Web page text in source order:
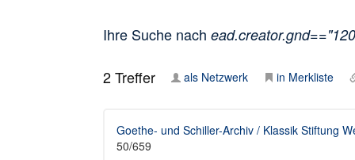
Ihre Suche nach
2Treffer als Netzwerk in Merkliste
Goethe- und Schiller-Archiv / Klassik Stiftung
50/659